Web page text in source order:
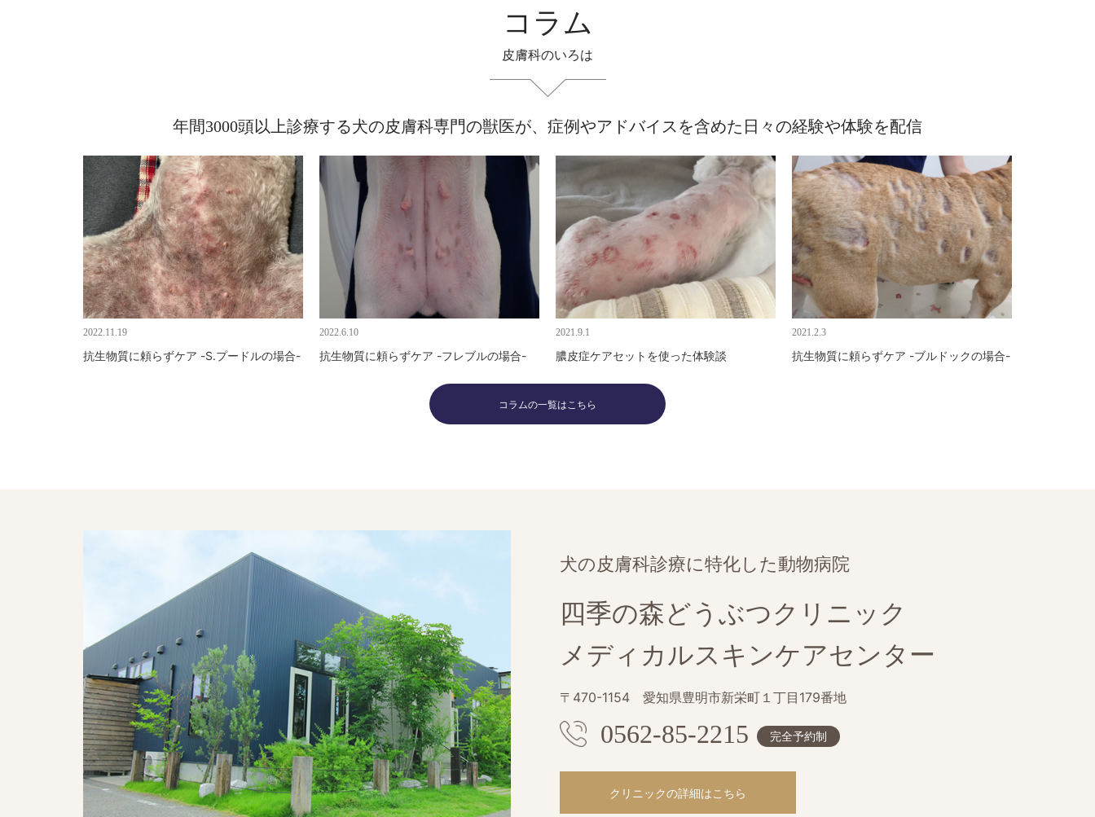
コラム
皮膚科のいろは
年間3000頭以上診療する犬の皮膚科専門の獣医が、症例やアドバイスを含めた日々の経験や体験を配信
2022.11.19
抗生物質に頼らずケア -S.プードルの場合-
2022.6.10
抗生物質に頼らずケア -フレブルの場合-
2021.9.1
膿皮症ケアセットを使った体験談
2021.2.3
抗生物質に頼らずケア -ブルドックの場合-
コラムの一覧はこちら
犬の皮膚科診療に特化した動物病院
四季の森どうぶつクリニック
メディカルスキンケアセンター
〒470-1154 愛知県豊明市新栄町１丁目179番地
0562-85-2215 完全予約制
クリニックの詳細はこちら